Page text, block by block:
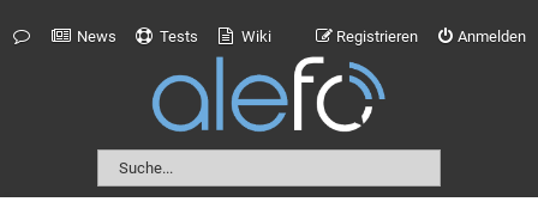
News Tests Wiki Anmelden
Registrieren